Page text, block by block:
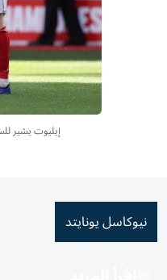
إيليوت يشير
نيوكاسل يونايتد